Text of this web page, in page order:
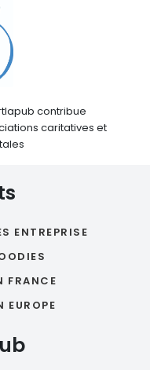
contribue
caritatives et
ENTREPRISE
FRANCE
EUROPE